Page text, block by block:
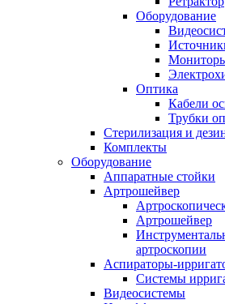
Оборудование
Оптика
Кабели
Трубки
Стерилизация и
Комплекты
Оборудование
Аппаратные стойки
Артрошейвер
Артрошейвер
артроскопии
Аспираторы-
Системы
Видеосистемы